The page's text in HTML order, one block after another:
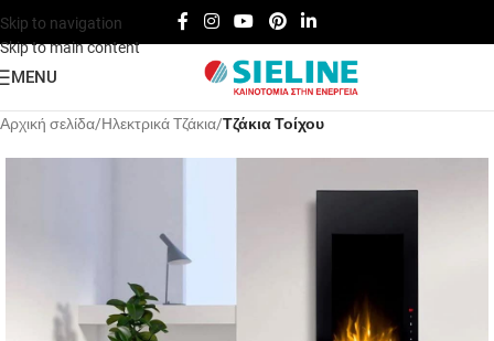
Skip to navigation
Skip to main content
MENU
Αρχική σελίδα Hλεκτρικά Tζάκια Τζάκια Τοίχου